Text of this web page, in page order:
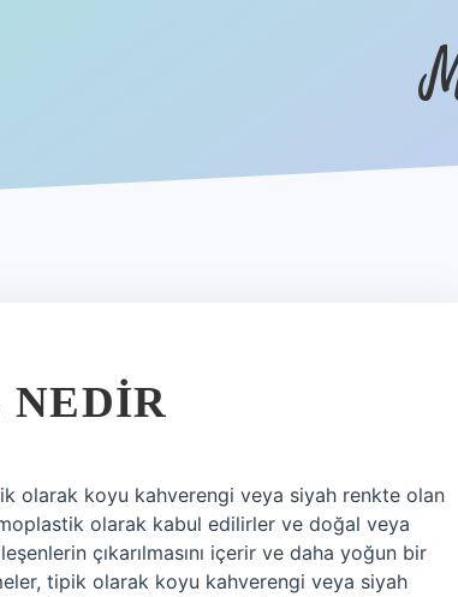
olarak koyu kahverengi veya siyah renkte olan
olarak kabul edilirler ve doğal veya
çıkarılmasını içerir ve daha yoğun bir
tipik olarak koyu kahverengi veya siyah